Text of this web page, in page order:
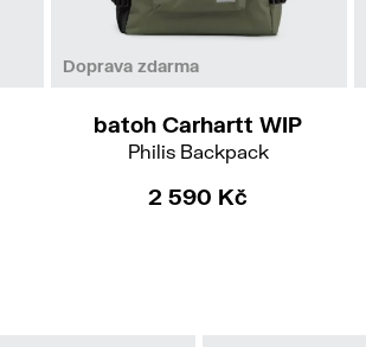
Doprava zdarma
batoh Carhartt WIP
Philis Backpack
2 590 Kč